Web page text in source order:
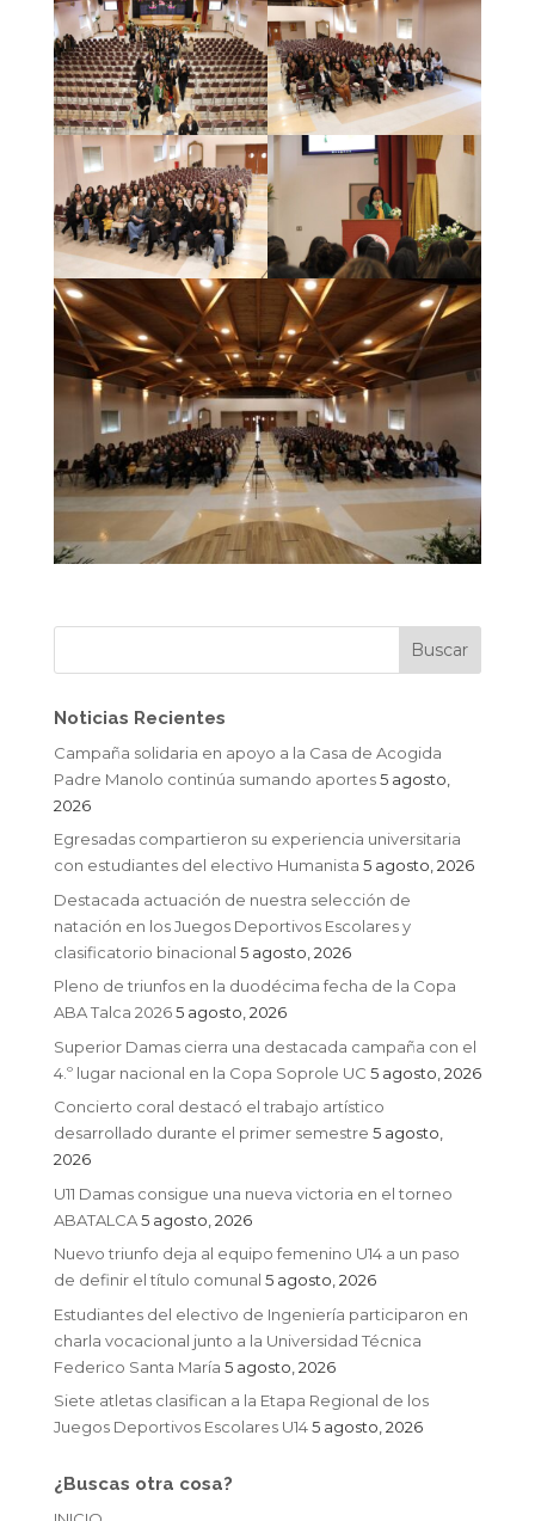
Noticias Recientes
Campaña solidaria en apoyo a la Casa de Acogida
Padre Manolo continúa sumando aportes 5 agosto,
2026
Egresadas compartieron su experiencia universitaria
con estudiantes del electivo Humanista 5 agosto, 2026
Destacada actuación de nuestra selección de
natación en los Juegos Deportivos Escolares y
clasificatorio binacional 5 agosto, 2026
Pleno de triunfos en la duodécima fecha de la Copa
ABA Talca 2026 5 agosto, 2026
Superior Damas cierra una destacada campaña con el
4.º lugar nacional en la Copa Soprole UC 5 agosto, 2026
Concierto coral destacó el trabajo artístico
desarrollado durante el primer semestre 5 agosto,
2026
U11 Damas consigue una nueva victoria en el torneo
ABATALCA 5 agosto, 2026
Nuevo triunfo deja al equipo femenino U14 a un paso
de definir el título comunal 5 agosto, 2026
Estudiantes del electivo de Ingeniería participaron en
charla vocacional junto a la Universidad Técnica
Federico Santa María 5 agosto, 2026
Siete atletas clasifican a la Etapa Regional de los
Juegos Deportivos Escolares U14 5 agosto, 2026
¿Buscas otra cosa?